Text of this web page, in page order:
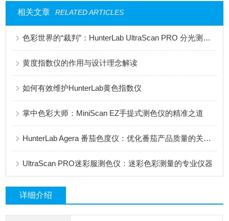
相关文章 RELATED ARTICLES
色彩世界的“裁判”：HunterLab UltraScan PRO 分光测色仪深度解析
黄度指数仪的作用与设计理念解读
如何有效维护HunterLab黄色指数仪
掌中色彩大师：MiniScan EZ手提式测色仪的精准之道
HunterLab Agera 番茄色度仪：优化番茄产品质量的关键技术
UltraScan PRO迷彩服测色仪：迷彩色彩测量的专业仪器
详细介绍